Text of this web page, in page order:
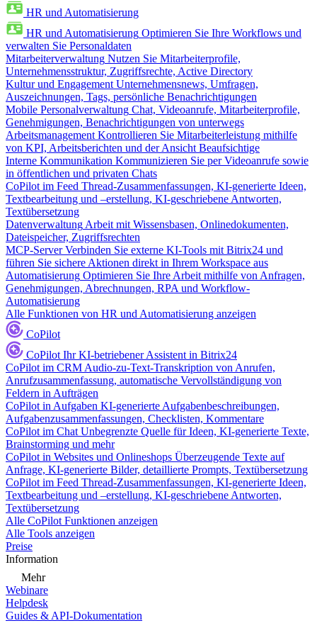
HR und Automatisierung
HR und Automatisierung Optimieren Sie Ihre Workflows und
verwalten Sie Personaldaten
Mitarbeiterverwaltung Nutzen Sie Mitarbeiterprofile,
Unternehmensstruktur, Zugriffsrechte, Active Directory
Kultur und Engagement Unternehmensnews, Umfragen,
Auszeichnungen, Tags, persönliche Benachrichtigungen
Mobile Personalverwaltung Chat, Videoanrufe, Mitarbeiterprofile,
Genehmigungen, Benachrichtigungen von unterwegs
Arbeitsmanagement Kontrollieren Sie Mitarbeiterleistung mithilfe
von KPI, Arbeitsberichten und der Ansicht Beaufsichtige
Interne Kommunikation Kommunizieren Sie per Videoanrufe sowie
in öffentlichen und privaten Chats
CoPilot im Feed Thread-Zusammenfassungen, KI-generierte Ideen,
Textbearbeitung und –erstellung, KI-geschriebene Antworten,
Textübersetzung
Datenverwaltung Arbeit mit Wissensbasen, Onlinedokumenten,
Dateispeicher, Zugriffsrechten
MCP-Server Verbinden Sie externe KI-Tools mit Bitrix24 und
führen Sie sichere Aktionen direkt in Ihrem Workspace aus
Automatisierung Optimieren Sie Ihre Arbeit mithilfe von Anfragen,
Genehmigungen, Abrechnungen, RPA und Workflow-
Automatisierung
Alle Funktionen von HR und Automatisierung anzeigen
CoPilot
CoPilot Ihr KI-betriebener Assistent in Bitrix24
CoPilot im CRM Audio-zu-Text-Transkription von Anrufen,
Anrufzusammenfassung, automatische Vervollständigung von
Feldern in Aufträgen
CoPilot in Aufgaben KI-generierte Aufgabenbeschreibungen,
Aufgabenzusammenfassungen, Checklisten, Kommentare
CoPilot im Chat Unbegrenzte Quelle für Ideen, KI-generierte Texte,
Brainstorming und mehr
CoPilot in Websites und Onlineshops Überzeugende Texte auf
Anfrage, KI-generierte Bilder, detaillierte Prompts, Textübersetzung
CoPilot im Feed Thread-Zusammenfassungen, KI-generierte Ideen,
Textbearbeitung und –erstellung, KI-geschriebene Antworten,
Textübersetzung
Alle CoPilot Funktionen anzeigen
Alle Tools anzeigen
Preise
Information
Mehr
Webinare
Helpdesk
Guides & API-Dokumentation